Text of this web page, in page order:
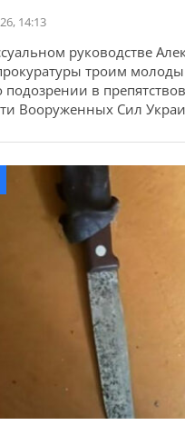
14:13
руководстве
троим
в
Вооруженных Сил
Кировоградская
Речь идет о 21-летнем
его 23-летней
данным следствия, в
в поисках быстрого […]